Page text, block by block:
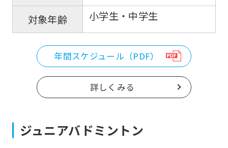
対象年齢 小学生・中学生
年間スケジュール（PDF）
詳しくみる
ジュニアバドミントン